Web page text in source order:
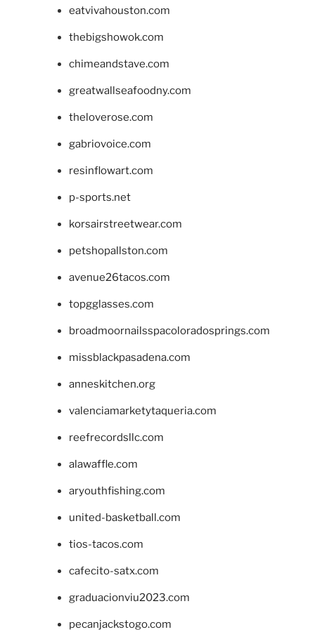
eatvivahouston.com
thebigshowok.com
chimeandstave.com
greatwallseafoodny.com
theloverose.com
gabriovoice.com
resinflowart.com
p-sports.net
korsairstreetwear.com
petshopallston.com
avenue26tacos.com
topgglasses.com
broadmoornailsspacoloradosprings.com
missblackpasadena.com
anneskitchen.org
valenciamarketytaqueria.com
reefrecordsllc.com
alawaffle.com
aryouthfishing.com
united-basketball.com
tios-tacos.com
cafecito-satx.com
graduacionviu2023.com
pecanjackstogo.com